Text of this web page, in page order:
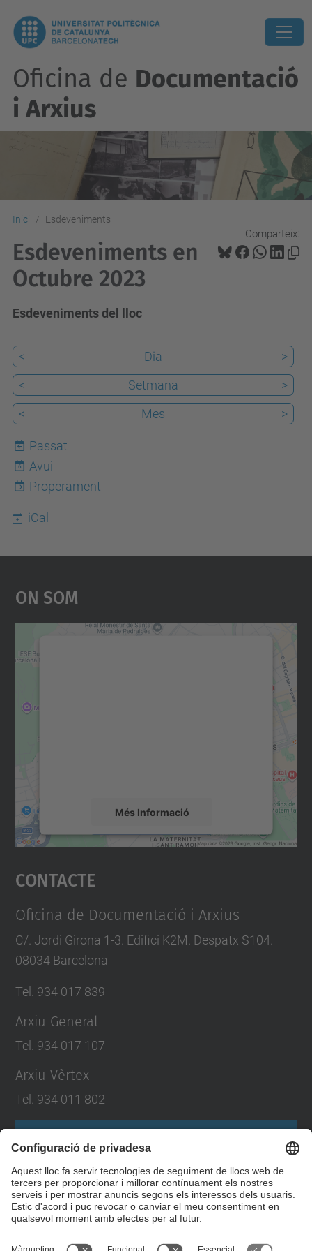
Oficina de Documentació
i Arxius
Inici Esdeveniments
Comparteix:
Esdeveniments en
Octubre 2023
Esdeveniments del lloc
< Dia
>
<
Setmana
>
<
Mes >
Passat
6
Avui
Properament
iCal
On Som
Més Informació
Accepta
powered by
Contacte
Oficina de Documentació i Arxius
C/. Jordi Girona 1-3. Edifici K2M. Despatx S104.
08034 Barcelona
Tel. 934 017 839
Arxiu General
Tel. 934 017 107
Arxiu Vèrtex
Tel. 934 011 802
Formulari de contacte
Llista Xarxes Socials